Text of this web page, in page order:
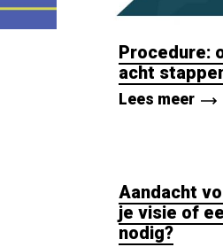
Procedure:
acht
Lees meer
Aandacht
je visie of
nodig?